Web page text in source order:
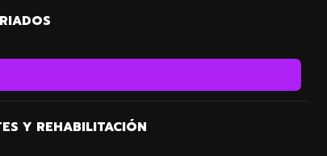
Y REHABILITACIÓN